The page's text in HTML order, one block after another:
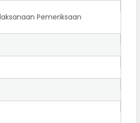
Pemeriksaan